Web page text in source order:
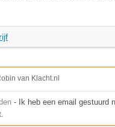
van Klacht.nl
- Ik heb een email gestuurd